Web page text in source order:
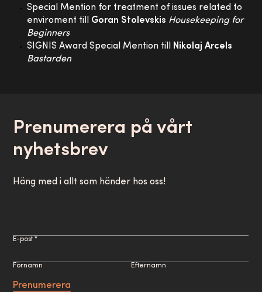
Special Mention for treatment of issues related to
enviroment till Goran Stolevskis Housekeeping for
Beginners
SIGNIS Award Special Mention till
Nikolaj Arcels
Bastarden
Prenumerera på vårt
nyhetsbrev
Häng med i allt som händer hos oss!
E-post *
Förnamn Efternamn
Prenumerera